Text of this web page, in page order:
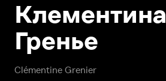
Clémentine Grenier
Клементина
Гренье